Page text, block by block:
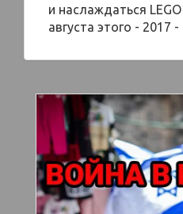
и наслаждаться
августа этого - 2017 -